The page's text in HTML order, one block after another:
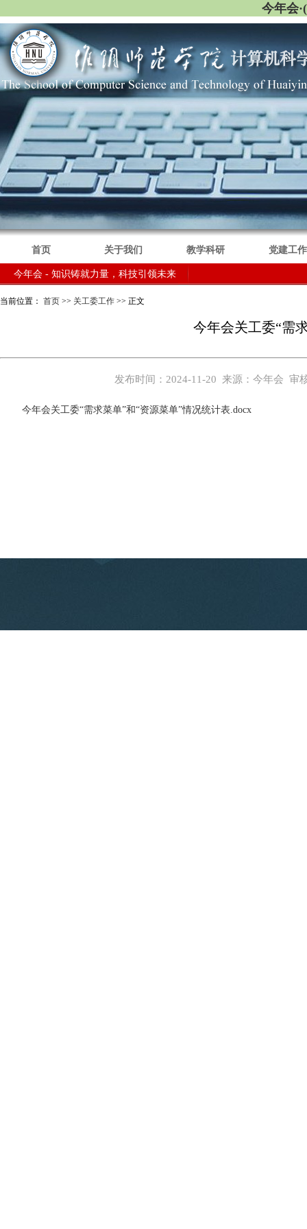
今年会
首页 关于我们 教学科研 党建工作
今年会 - 知识铸就力量，科技引领未来
当前位置： 首页 >> 关工委工作 >> 正文
今年会关工委“需
发布时间：2024-11-20 来源：今年会 审
今年会关工委“需求菜单”和“资源菜单”情况统计表.docx